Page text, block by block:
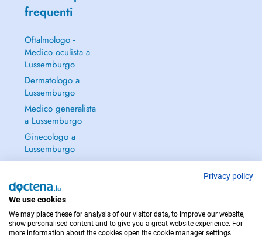
frequenti
Oftalmologo -
Medico oculista a
Lussemburgo
Dermatologo a
Lussemburgo
Medico generalista
a Lussemburgo
Ginecologo a
Lussemburgo
Continua a leggere
PER LE URGENZE, CONSULTARE : 112
Privacy policy
We use cookies
We may place these for analysis of our visitor data, to improve our website,
show personalised content and to give you a great website experience. For
more information about the cookies open the cookie manager settings.